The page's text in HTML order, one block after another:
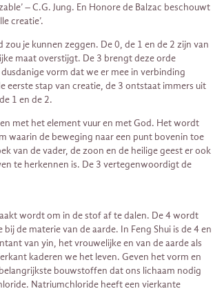
– C.G. Jung. En Honore de Balzac beschouwt
creatie’.
zou je kunnen zeggen. De 0, de 1 en de 2 zijn van
maat overstijgt. De 3 brengt deze orde
vorm dat we er mee in verbinding
eerste stap van creatie, de 3 ontstaat immers uit
1 en de 2.
met het element vuur en met God. Het wordt
waarin de beweging naar een punt bovenin toe
van de vader, de zoon en de heilige geest er ook
te herkennen is. De 3 vertegenwoordigt de
wordt om in de stof af te dalen. De 4 wordt
de materie van de aarde. In Feng Shui is de 4 en
van yin, het vrouwelijke en van de aarde als
kaderen we het leven. Geven het vorm en
bouwstoffen dat ons lichaam nodig
Natriumchloride heeft een vierkante